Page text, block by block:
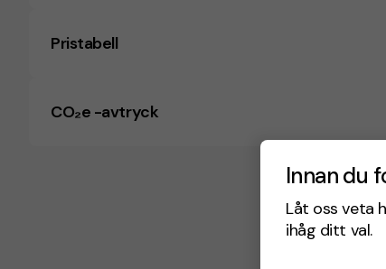
Innan du
Låt oss veta
ihåg ditt val.
Pristabell
CO₂e -avtryck